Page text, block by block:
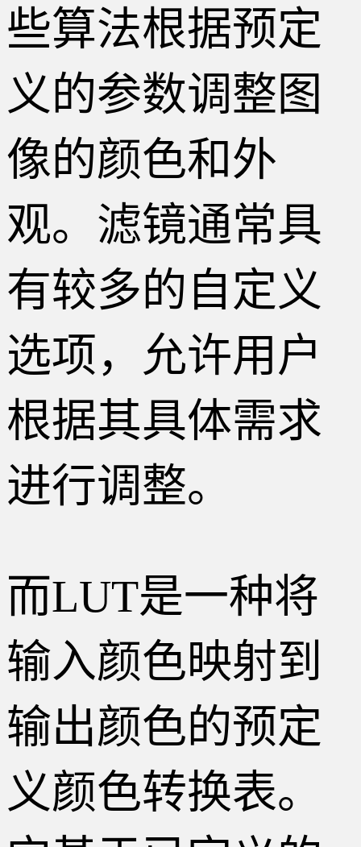
些算法根据预定
义的参数调整图
像的颜色和外
观。滤镜通常具
有较多的自定义
选项，允许用户
根据其具体需求
进行调整。
而LUT是一种将
输入颜色映射到
输出颜色的预定
义颜色转换表。